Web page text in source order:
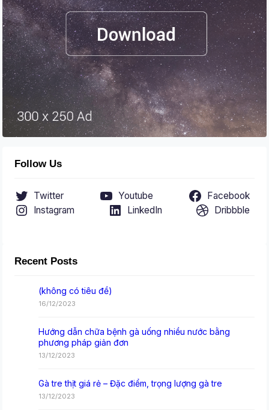
Follow Us
Twitter Youtube
Facebook
Instagram
LinkedIn Dribbble
Recent Posts
(không có tiêu đề)
16/12/2023
Hướng dẫn chữa bệnh gà uống nhiều nước bằng
phương pháp giản đơn
13/12/2023
Gà tre thịt giá rẻ – Đặc điểm, trọng lượng gà tre
13/12/2023